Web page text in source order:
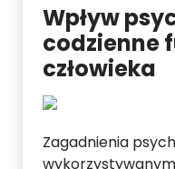
Wpływ
codzienne
człowieka
Zagadnienia